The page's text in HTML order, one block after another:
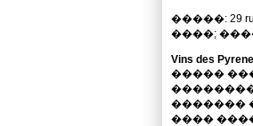
�����: 29 rue
����; ����
Vins des
�����
�������
����